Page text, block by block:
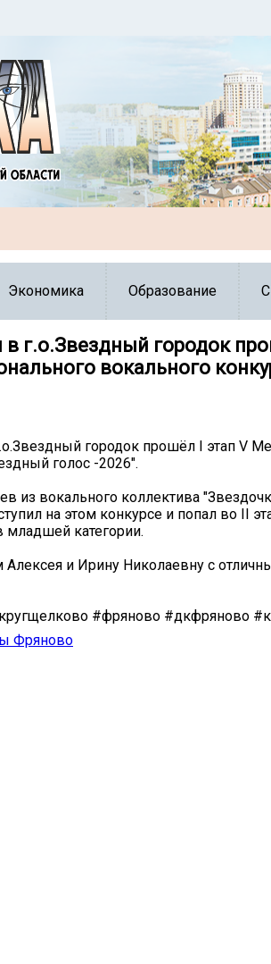
Экономика Образование
в г.о.Звездный городок
вокального
городок прошёл I этап V
голос -2026".
из вокального коллектива
на этом конкурсе и попал во II
младшей категории.
и Ирину Николаевну с
#фряново #дкфряново
Фряново